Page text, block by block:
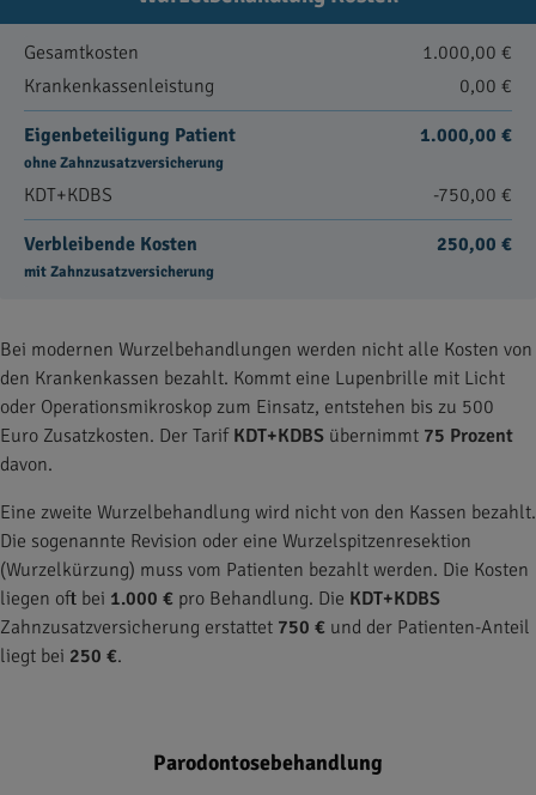
Gesamtkosten
1.000,00 €
Krankenkassenleistung
0,00 €
Eigenbeteiligung Patient
ohne Zahnzusatzversicherung
1.000,00 €
KDT+KDBS -750,00 €
Verbleibende Kosten
mit Zahnzusatzversicherung
250,00 €
Bei modernen Wurzelbehandlungen werden nicht alle Kosten von
den Krankenkassen bezahlt. Kommt eine Lupenbrille mit Licht
oder Operationsmikroskop zum Einsatz, entstehen bis zu 500
Euro Zusatzkosten. Der Tarif KDT+KDBS übernimmt 75 Prozent
davon.
Eine zweite Wurzelbehandlung wird nicht von den Kassen bezahlt.
Die sogenannte Revision oder eine Wurzelspitzenresektion
(Wurzelkürzung) muss vom Patienten bezahlt werden. Die Kosten
liegen oft bei 1.000 € pro Behandlung. Die KDT+KDBS
Zahnzusatzversicherung erstattet 750 € und der Patienten-Anteil
liegt bei 250 €.
Parodontosebehandlung